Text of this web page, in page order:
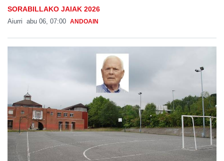
SORABILLAKO JAIAK 2026
Aiurri abu 06, 07:00 ANDOAIN